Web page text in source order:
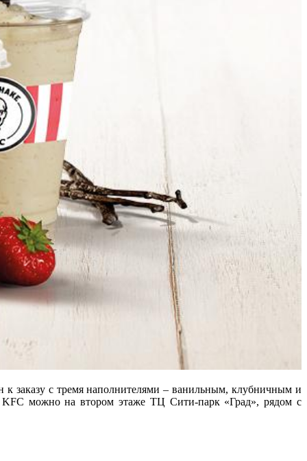
заказу с тремя наполнителями – ванильным, клубничным и
KFC можно на втором этаже ТЦ Сити-парк «Град», рядом с